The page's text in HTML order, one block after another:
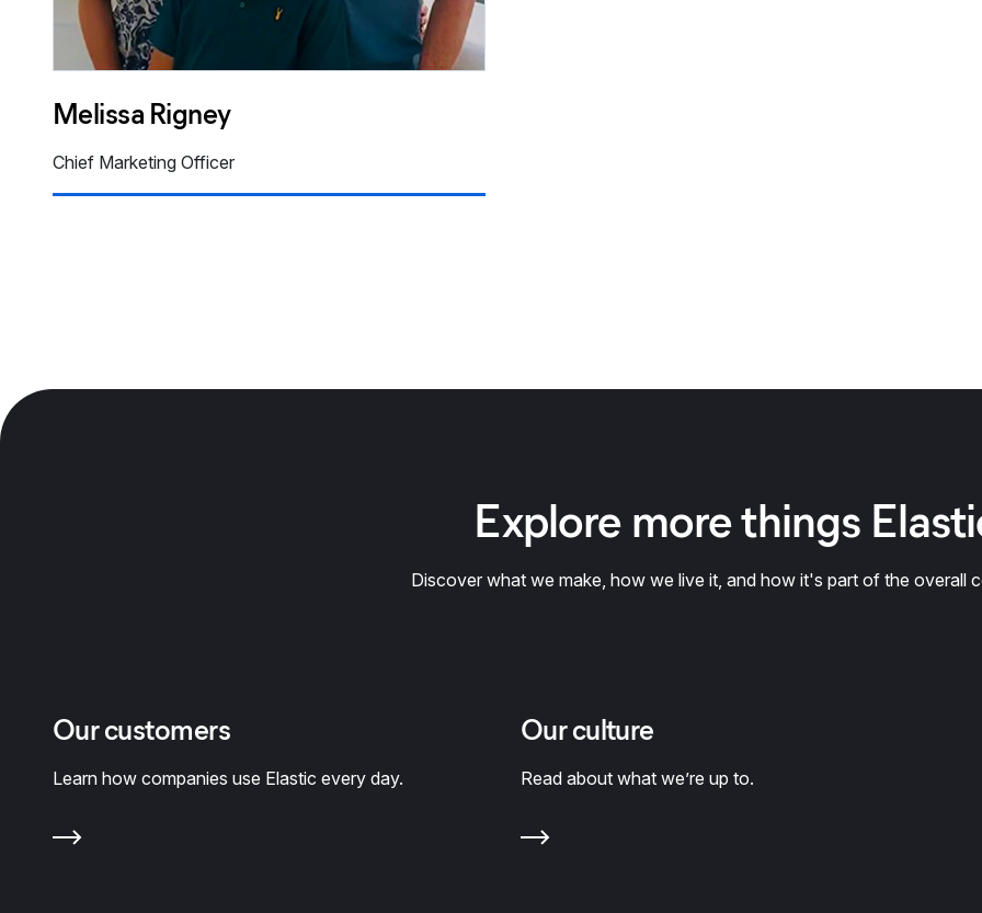
Melissa Rigney
Chief Marketing Officer
Explore more things
Discover what we make, how we live it, and how it's part of the overall
Our customers
Learn how companies use Elastic every day.
Our culture
Read about what we’re up to.